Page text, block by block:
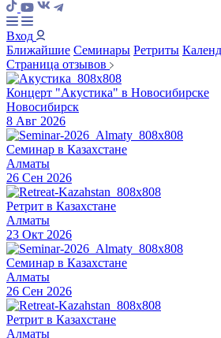
Вход
Ближайшие Семинары Ретриты
Страница отзывов
Концерт "Акустика" в Новосибирске
Новосибирск
8 Авг 2026
Семинар в Казахстане
Алматы
26 Сен 2026
Ретрит в Казахстане
Алматы
23 Окт 2026
Семинар в Казахстане
Алматы
26 Сен 2026
Ретрит в Казахстане
Алматы